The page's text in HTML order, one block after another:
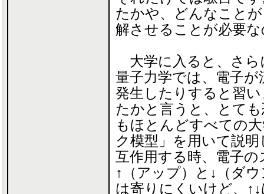
たかや、どんなこと
解させることが必要
大学に入ると、さら
量子力学では、電子
発生したりすると習
たかと言うと、とて
もほとんどすべての
ク模型」を用いて説
互作用する時、電子
↑（アップ）と↓（ダ
は寄りにくいけど、